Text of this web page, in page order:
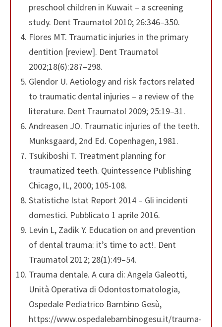
preschool children in Kuwait – a screening
study. Dent Traumatol 2010; 26:346–350.
Flores MT. Traumatic injuries in the primary
dentition [review]. Dent Traumatol
2002;18(6):287–298.
Glendor U. Aetiology and risk factors related
to traumatic dental injuries – a review of the
literature. Dent Traumatol 2009; 25:19–31.
Andreasen JO. Traumatic injuries of the teeth.
Munksgaard, 2nd Ed. Copenhagen, 1981.
Tsukiboshi T. Treatment planning for
traumatized teeth. Quintessence Publishing
Chicago, IL, 2000; 105-108.
Statistiche Istat Report 2014 – Gli incidenti
domestici. Pubblicato 1 aprile 2016.
Levin L, Zadik Y. Education on and prevention
of dental trauma: it’s time to act!. Dent
Traumatol 2012; 28(1):49–54.
Trauma dentale. A cura di: Angela Galeotti,
Unità Operativa di Odontostomatologia,
Ospedale Pediatrico Bambino Gesù,
https://www.ospedalebambinogesu.it/trauma-